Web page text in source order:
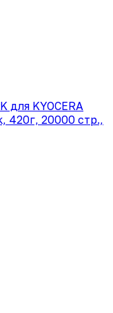
KYOCERA
420г, 20000 стр.,